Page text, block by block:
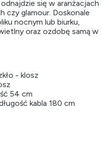
się w aranżacjach
czy glamour. Doskonale
nocnym lub biurku,
oraz ozdobę samą w
- klosz
54 cm
kabla 180 cm